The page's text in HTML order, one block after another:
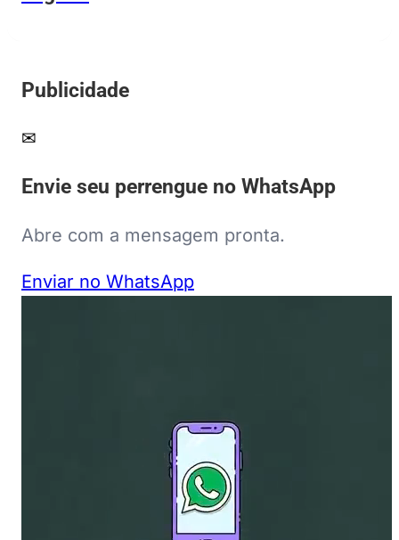
Publicidade
✉
Envie seu perrengue no WhatsApp
Abre com a mensagem pronta.
Enviar no WhatsApp